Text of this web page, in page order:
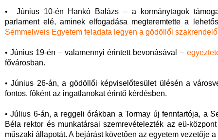
• Június 10-én Hankó Balázs – a kormánytagok
parlament elé, aminek elfogadása megteremtette a
Semmelweis Egyetem feladata legyen a gödöllői
• Június 19-én – valamennyi érintett bevonásával –
fővárosban.
• Június 26-án, a gödöllői képviselőtesület ülésén a
fontos, főként az ingatlanokat érintő kérdésben.
• Július 6-án, a reggeli órákban a Tormay új fenntartója, a
Béla rektor és munkatársai szemrevételezték az eü-
műszaki állapotát. A bejárást követően az egyetem vezetője